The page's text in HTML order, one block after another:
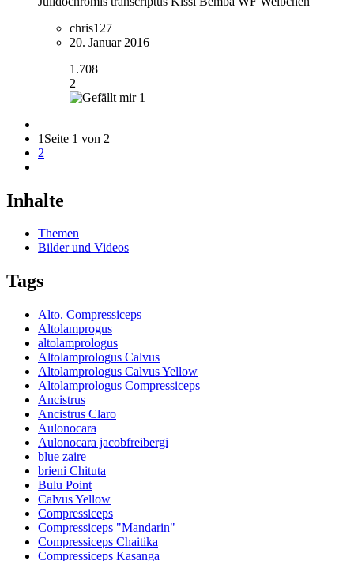
chris127
20. Januar 2016
1.708
2
1
1 Seite 1 von 2
2
Inhalte
Themen
Bilder und Videos
Tags
Alto. Compressiceps
Altolamprogus
altolamprologus
Altolamprologus Calvus
Altolamprologus Calvus Yellow
Altolamprologus Compressiceps
Ancistrus
Ancistrus Claro
Aulonocara
Aulonocara jacobfreibergi
blue zaire
brieni Chituta
Bulu Point
Calvus Yellow
Compressiceps
Compressiceps "Mandarin"
Compressiceps Chaitika
Compressiceps Kasanga